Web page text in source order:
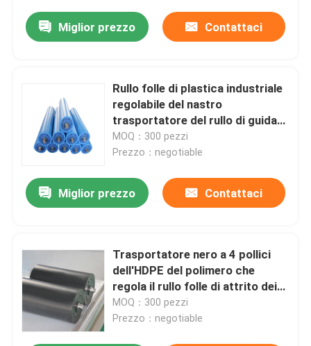
Casa
Circa noi
Giro della fabbrica
Miglior prezzo Contattaci
Rullo folle di plastica industriale
regolabile del nastro
trasportatore del rullo di guida
UHMWPE
MOQ：300 pezzi
Prezzo：negotiable
Miglior prezzo Contattaci
Trasportatore nero a 4 pollici
dell'HDPE del polimero che
regola il rullo folle di attrito dei
rulli
MOQ：300 pezzi
Prezzo：negotiable